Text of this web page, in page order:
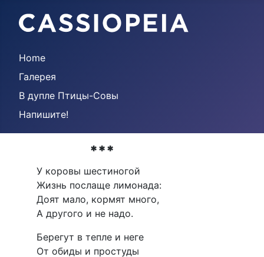
Home
Галерея
В дупле Птицы-Совы
Напишите!
***
У коровы шестиногой
Жизнь послаще лимонада:
Доят мало, кормят много,
А другого и не надо.
Берегут в тепле и неге
От обиды и простуды